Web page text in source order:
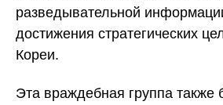
разведывательной
достижения стратегических
Кореи.
Эта враждебная группа также